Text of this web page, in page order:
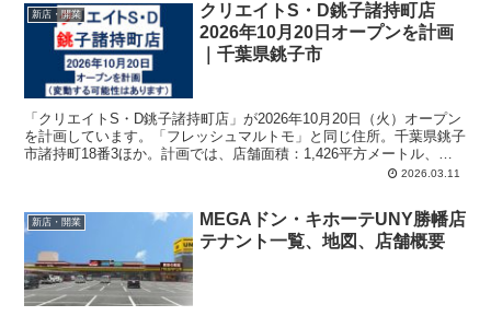
新店・開業
クリエイトS・D銚子諸持町店
2026年10月20日オープンを計画
｜千葉県銚子市
「クリエイトS・D銚子諸持町店」が2026年10月20日（火）オープン
を計画しています。「フレッシュマルトモ」と同じ住所。千葉県銚子
市諸持町18番3ほか。計画では、店舗面積：1,426平方メートル、駐
車場：55台、駐輪場：41台、営業時間：午前9時-午後9時45分。
2026.03.11
新店・開業
MEGAドン・キホーテUNY勝幡店
テナント一覧、地図、店舗概要